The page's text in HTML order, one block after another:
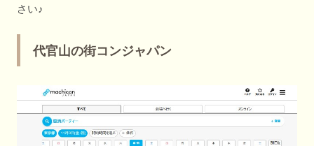
さい♪
代官山の街コンジャパン